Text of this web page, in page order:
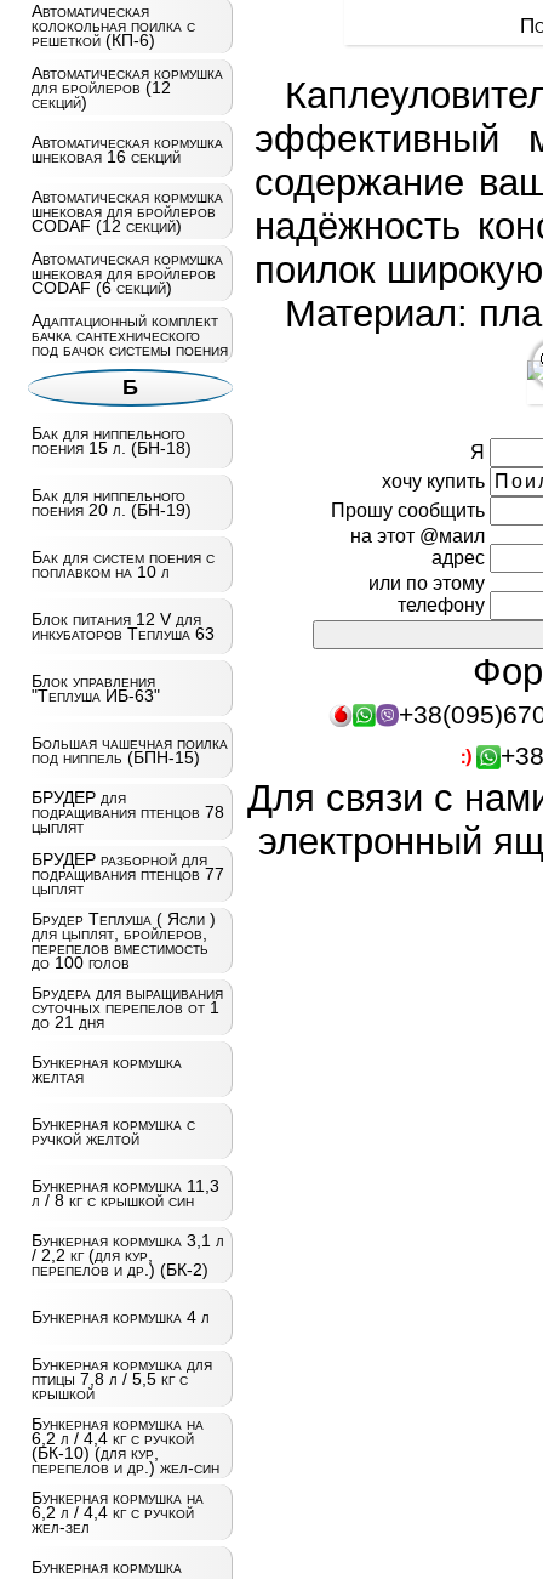
Автоматическая
колокольная поилка с
решеткой (КП-6)
Автоматическая кормушка
для бройлеров (12
секций)
Автоматическая кормушка
шнековая 16 секций
Автоматическая кормушка
шнековая для бройлеров
CODAF (12 секций)
Автоматическая кормушка
шнековая для бройлеров
CODAF (6 секций)
Адаптационный комплект
бачка сантехнического
под бачок системы поения
Б
Бак для ниппельного
поения 15 л. (БН-18)
Бак для ниппельного
поения 20 л. (БН-19)
Бак для систем поения с
поплавком на 10 л
Блок питания 12 V для
инкубаторов Теплуша 63
Блок управления
"Теплуша ИБ-63"
Большая чашечная поилка
под ниппель (БПН-15)
БРУДЕР для
подращивания птенцов 78
цыплят
БРУДЕР разборной для
подращивания птенцов 77
цыплят
Брудер Теплуша ( Ясли )
для цыплят, бройлеров,
перепелов вместимость
до 100 голов
Брудера для выращивания
суточных перепелов от 1
до 21 дня
Бункерная кормушка
желтая
Бункерная кормушка с
ручкой желтой
Бункерная кормушка 11,3
л / 8 кг с крышкой син
Бункерная кормушка 3,1 л
/ 2,2 кг (для кур,
перепелов и др.) (БК-2)
Бункерная кормушка 4 л
Бункерная кормушка для
птицы 7,8 л / 5,5 кг с
крышкой
Бункерная кормушка на
6,2 л / 4,4 кг с ручкой
(БК-10) (для кур,
перепелов и др.) жел-син
Бункерная кормушка на
6,2 л / 4,4 кг с ручкой
жел-зел
Бункерная кормушка
эффективный
содержание
надёжность
поилок
Материал:
Я
хочу купить
Прошу сообщить
на этот @маил
адрес
или по этому
телефону
Для связи с
электронный